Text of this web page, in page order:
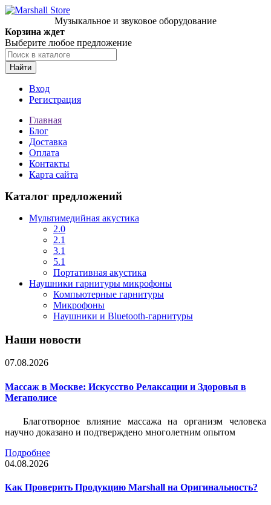
Музыкальное и звуковое оборудование
Корзина ждет
Выберите любое предложение
Найти
Вход
Регистрация
Главная
Блог
Доставка
Оплата
Контакты
Карта сайта
Каталог предложений
Мультимедийная акустика
2.0
2.1
3.1
5.1
Портативная акустика
Наушники гарнитуры микрофоны
Компьютерные гарнитуры
Микрофоны
Наушники и Bluetooth-гарнитуры
Наши новости
07.08.2026
Массаж в Москве: Искусство Релаксации и Здоровья в
Мегаполисе
Благотворное влияние массажа на организм человека
научно доказано и подтверждено многолетним опытом
Подробнее
04.08.2026
Как Проверить Продукцию Marshall на Оригинальность?